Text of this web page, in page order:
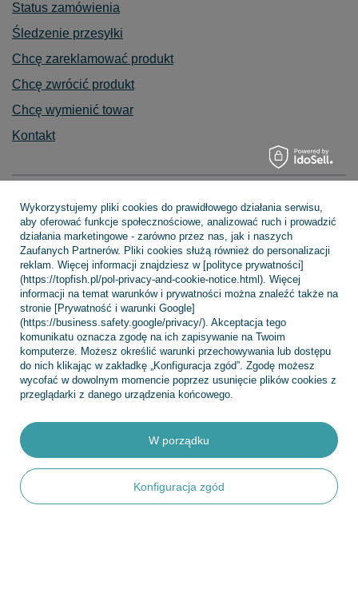
Status zamówienia
Śledzenie przesyłki
Chcę zareklamować produkt
Chcę zwrócić produkt
Chcę wymienić towar
Kontakt
Konto
Regulaminy
INFORMACJE
POMOC
+48 695 775 577
TopFish Sp. z o.o. Sp.k
Wykorzystujemy pliki cookies do prawidłowego działania serwisu,
aby oferować funkcje społecznościowe, analizować ruch i prowadzić
działania marketingowe - zarówno przez nas, jak i naszych
Zaufanych Partnerów. Pliki cookies służą również do personalizacji
reklam. Więcej informacji znajdziesz w [polityce prywatności]
(https://topfish.pl/pol-privacy-and-cookie-notice.html). Więcej
informacji na temat warunków i prywatności można znaleźć także na
stronie [Prywatność i warunki Google]
(https://business.safety.google/privacy/). Akceptacja tego
komunikatu oznacza zgodę na ich zapisywanie na Twoim
komputerze. Możesz określić warunki przechowywania lub dostępu
do nich klikając w zakładkę „Konfiguracja zgód”. Zgodę możesz
wycofać w dowolnym momencie poprzez usunięcie plików cookies z
przeglądarki z danego urządzenia końcowego.
Konfiguracja zgód
W porządku